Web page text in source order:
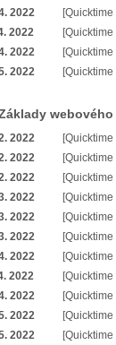
2022
2022
2022
2022
2022
2022
2022
2022
2022
2022
2022
2022
2022
2022
2022